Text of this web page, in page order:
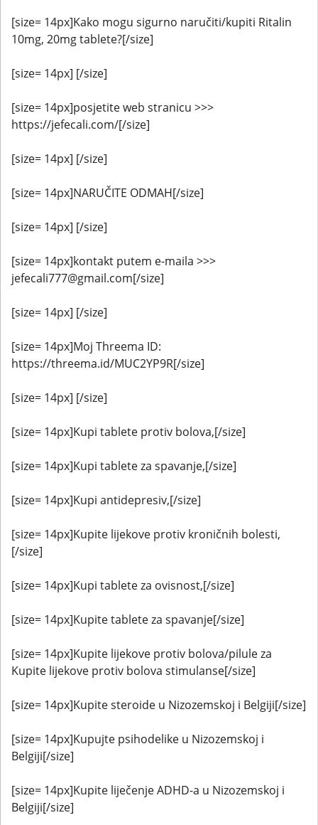
[size= 14px]Kako mogu sigurno naručiti/kupiti Ritalin
10mg, 20mg tablete?[/size]
[size= 14px] [/size]
[size= 14px]posjetite web stranicu >>>
https://jefecali.com/[/size]
[size= 14px] [/size]
[size= 14px]NARUČITE ODMAH[/size]
[size= 14px] [/size]
[size= 14px]kontakt putem e-maila >>>
jefecali777@gmail.com[/size]
[size= 14px] [/size]
[size= 14px]Moj Threema ID:
https://threema.id/MUC2YP9R[/size]
[size= 14px] [/size]
[size= 14px]Kupi tablete protiv bolova,[/size]
[size= 14px]Kupi tablete za spavanje,[/size]
[size= 14px]Kupi antidepresiv,[/size]
[size= 14px]Kupite lijekove protiv kroničnih bolesti,
[/size]
[size= 14px]Kupi tablete za ovisnost,[/size]
[size= 14px]Kupite tablete za spavanje[/size]
[size= 14px]Kupite lijekove protiv bolova/pilule za
Kupite lijekove protiv bolova stimulanse[/size]
[size= 14px]Kupite steroide u Nizozemskoj i Belgiji[/size]
[size= 14px]Kupujte psihodelike u Nizozemskoj i
Belgiji[/size]
[size= 14px]Kupite liječenje ADHD-a u Nizozemskoj i
Belgiji[/size]